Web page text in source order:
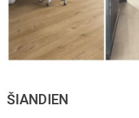
ŠIANDIEN